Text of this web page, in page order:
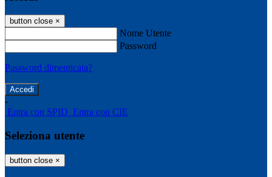
button close ×
Nome Utente
Password
Password dimenticata?
-
Entra con SPID Entra con CIE
Seleziona utente
button close ×